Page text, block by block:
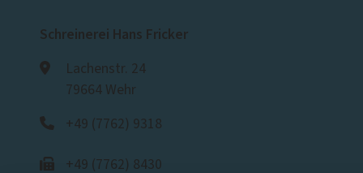
Schreinerei Hans Fricker
Lachenstr. 24
79664 Wehr
+49 (7762) 9318
+49 (7762) 8430